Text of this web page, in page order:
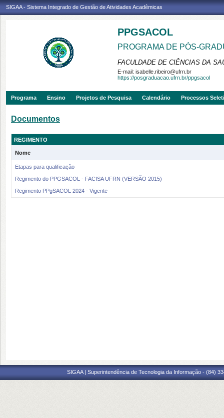
SIGAA - Sistema Integrado de Gestão de Atividades Acadêmicas
PPGSACOL
PROGRAMA DE PÓS-
FACULDADE DE CIÊNCIAS DA
E-mail: isabelle.ribeiro@ufrn.br
https://posgraduacao.ufrn.br/ppgsacol
Programa Ensino Projetos de Pesquisa Calendário Processos
Documentos
REGIMENTO
Nome
Etapas para qualificação
Regimento do PPGSACOL - FACISA UFRN (VERSÃO 2015)
Regimento PPgSACOL 2024 - Vigente
SIGAA | Superintendência de Tecnologia da Informação - (84)